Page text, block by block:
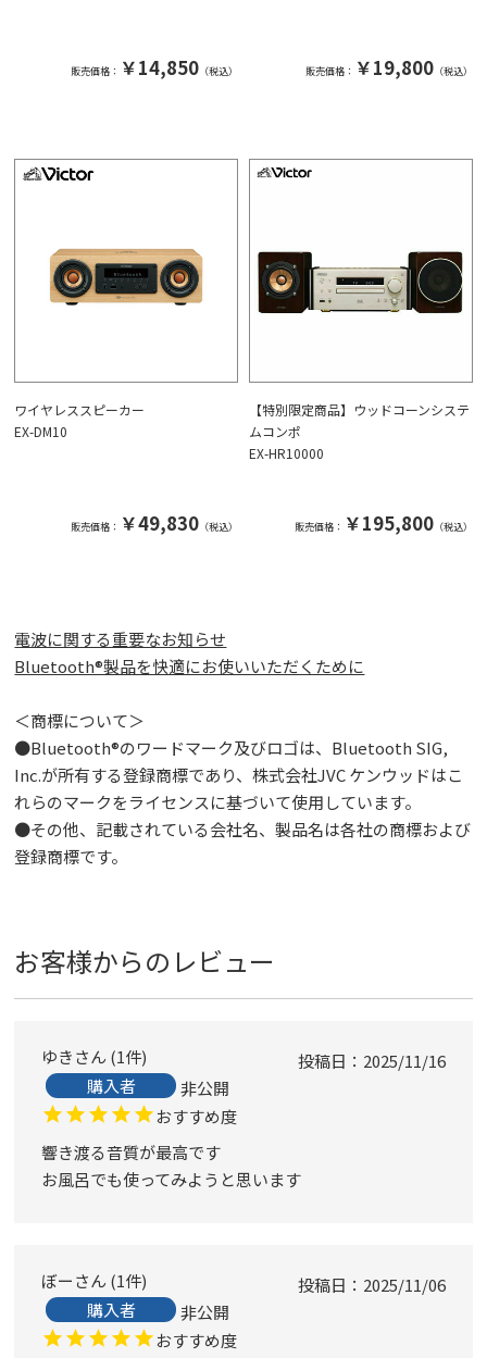
販売価格： ￥14,850（税込） 販売価格： ￥19,800（税込）
ワイヤレススピーカー
EX-DM10
販売価格： ￥49,830（税込）
【特別限定商品】ウッドコーンシステ
ムコンポ
EX-HR10000
販売価格： ￥195,800（税込）
電波に関する重要なお知らせ
Bluetooth®製品を快適にお使いいただくために
＜商標について＞
●Bluetooth®のワードマーク及びロゴは、Bluetooth SIG,
Inc.が所有する登録商標であり、株式会社JVC ケンウッドはこ
れらのマークをライセンスに基づいて使用しています。
●その他、記載されている会社名、製品名は各社の商標および
登録商標です。
お客様からのレビュー
ゆき 1件
購入者
非公開
投稿日 2025/11/16
おすすめ度
響き渡る音質が最高です
お風呂でも使ってみようと思います
ぼー 1件
購入者
非公開
投稿日 2025/11/06
おすすめ度